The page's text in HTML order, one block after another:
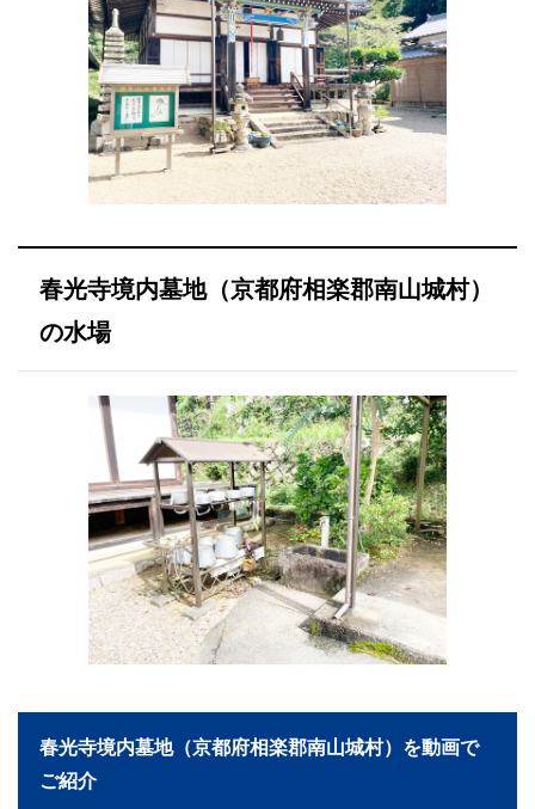
春光寺境内墓地（京都府相楽郡南山城村）
の水場
春光寺境内墓地（京都府相楽郡南山城村）を動画で
ご紹介